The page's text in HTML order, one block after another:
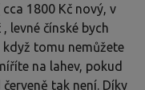
1800 Kč nový, v
levné čínské bych
když tomu nemůžete
na lahev, pokud
tak není. Díky